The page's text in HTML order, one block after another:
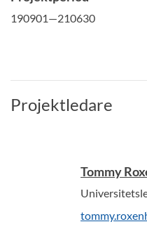
190901—210630
Projektledare
Tommy